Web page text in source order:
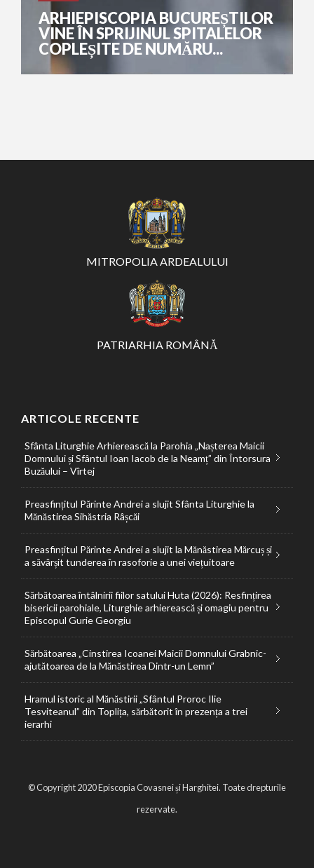
ARHIEPISCOPIA BUCUREȘTILOR
VINE ÎN SPRIJINUL SPITALELOR
COPLEȘITE DE NUMĂRU...
MITROPOLIA ARDEALULUI
PATRIARHIA ROMÂNĂ
ARTICOLE RECENTE
Sfânta Liturghie Arhierească la Parohia „Nașterea Maicii
Domnului și Sfântul Ioan Iacob de la Neamț” din Întorsura
Buzăului – Vîrtej
Preasfințitul Părinte Andrei a slujit Sfânta Liturghie la
Mănăstirea Sihăstria Râșcăi
Preasfințitul Părinte Andrei a slujit la Mănăstirea Mărcuș și
a săvârșit tunderea în rasoforie a unei viețuitoare
Sărbătoarea întâlnirii fiilor satului Huta (2026): Resfințirea
bisericii parohiale, Liturghie arhierească și omagiu pentru
Episcopul Gurie Georgiu
Sărbătoarea „Cinstirea Icoanei Maicii Domnului Grabnic-
ajutătoarea de la Mănăstirea Dintr-un Lemn”
Hramul istoric al Mănăstirii „Sfântul Proroc Ilie
Tesviteanul” din Toplița, sărbătorit în prezența a trei
ierarhi
© Copyright 2020 Episcopia Covasnei și Harghitei. Toate drepturile
rezervate.